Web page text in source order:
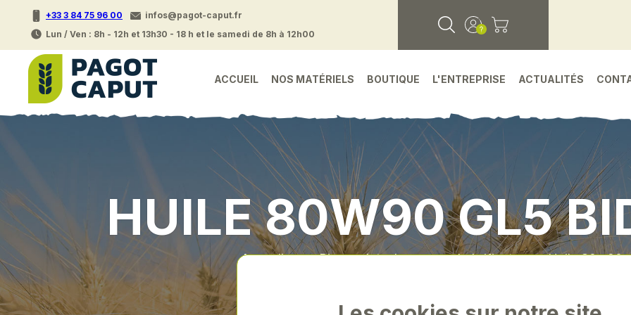
+33 3 84 75 96 00
infos@pagot-caput.fr
Lun / Ven : 8h - 12h et 13h30 - 18 h et le samedi de 8h à 12h00
ACCUEIL NOS MATÉRIELS BOUTIQUE L'ENTREPRISE ACTUALITÉS
HUILE 80W90 GL5
Accueil•Pieces detachees•Lubrifiant•Huile 80w90